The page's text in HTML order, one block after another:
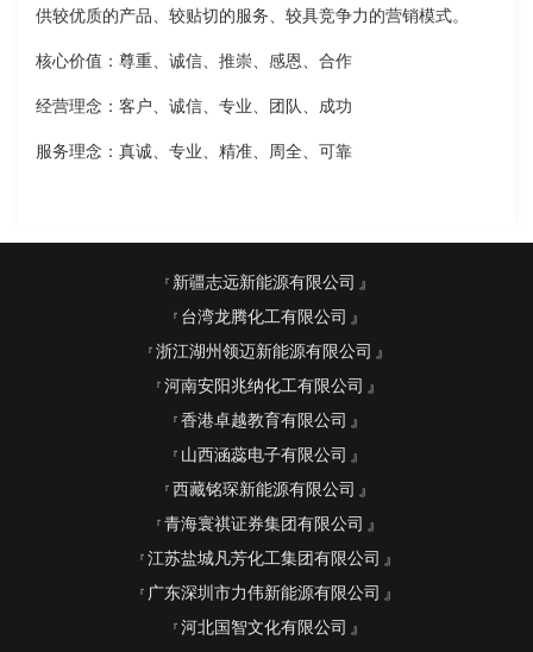
供较优质的产品、较贴切的服务、较具竞争力的营销模式。
核心价值：尊重、诚信、推崇、感恩、合作
经营理念：客户、诚信、专业、团队、成功
服务理念：真诚、专业、精准、周全、可靠
新疆志远新能源有限公司
台湾龙腾化工有限公司
浙江湖州领迈新能源有限公司
河南安阳兆纳化工有限公司
香港卓越教育有限公司
山西涵蕊电子有限公司
西藏铭琛新能源有限公司
青海寰祺证券集团有限公司
江苏盐城凡芳化工集团有限公司
广东深圳市力伟新能源有限公司
河北国智文化有限公司